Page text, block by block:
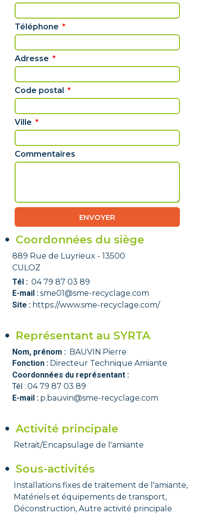
Téléphone
Adresse
Code postal
Ville
Commentaires
ENVOYER
Coordonnées du siège
889 Rue de Luyrieux - 13500
CULOZ
Tél : 04 79 87 03 89
E-mail :sme01@sme-recyclage.com
Site : https://www.sme-recyclage.com/
Représentant au SYRTA
Nom, prénom : BAUVIN Pierre
Fonction : Directeur Technique Amiante
Coordonnées du représentant :
Tél : 04 79 87 03 89
E-mail : p.bauvin@sme-recyclage.com
Activité principale
Retrait/Encapsulage de l'amiante
Sous-activités
Installations fixes de traitement de l'amiante,
Matériels et équipements de transport,
Déconstruction, Autre activité principale